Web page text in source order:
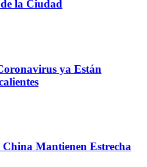
la Ciudad
ya Están
Mantienen Estrecha